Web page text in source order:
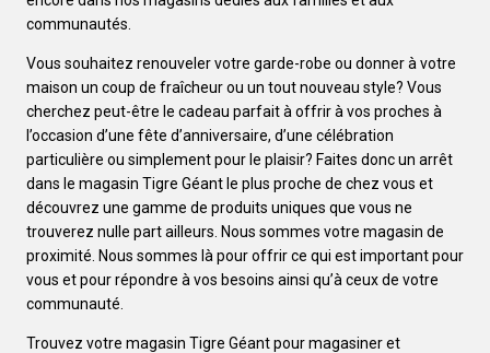
communautés.
Vous souhaitez renouveler votre garde-robe ou donner à votre
maison un coup de fraîcheur ou un tout nouveau style? Vous
cherchez peut-être le cadeau parfait à offrir à vos proches à
l’occasion d’une fête d’anniversaire, d’une célébration
particulière ou simplement pour le plaisir? Faites donc un arrêt
dans le magasin Tigre Géant le plus proche de chez vous et
découvrez une gamme de produits uniques que vous ne
trouverez nulle part ailleurs. Nous sommes votre magasin de
proximité. Nous sommes là pour offrir ce qui est important pour
vous et pour répondre à vos besoins ainsi qu’à ceux de votre
communauté.
Trouvez votre magasin Tigre Géant pour magasiner et